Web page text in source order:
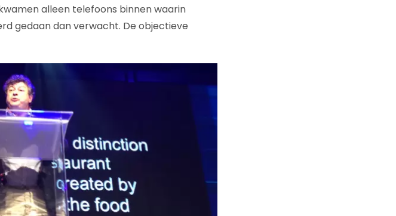
alleen telefoons binnen waarin
gedaan dan verwacht. De objectieve